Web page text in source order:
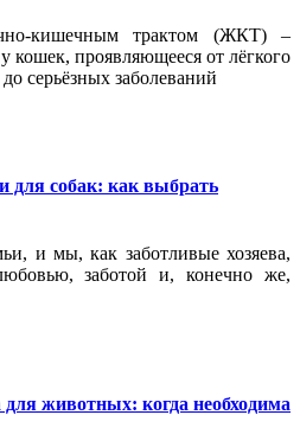
кишечным трактом (ЖКТ) –
кошек, проявляющееся от лёгкого
серьёзных заболеваний
для собак: как выбрать
и мы, как заботливые хозяева,
заботой и, конечно же,
для животных: когда необходима